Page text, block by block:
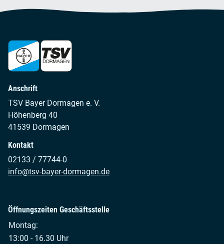
Anschrift
TSV Bayer Dormagen e. V.
Höhenberg 40
41539 Dormagen
Kontakt
02133 / 77744-0
info@tsv-bayer-dormagen.de
Öffnungszeiten Geschäftsstelle
Montag:
13:00 - 16.30 Uhr